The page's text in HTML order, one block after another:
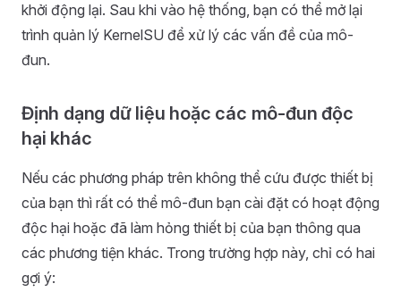
khởi động lại. Sau khi vào hệ thống, bạn có thể mở lại
trình quản lý KernelSU để xử lý các vấn đề của mô-
đun.
Định dạng dữ liệu hoặc các mô-đun độc
hại khác
Nếu các phương pháp trên không thể cứu được thiết bị
của bạn thì rất có thể mô-đun bạn cài đặt có hoạt động
độc hại hoặc đã làm hỏng thiết bị của bạn thông qua
các phương tiện khác. Trong trường hợp này, chỉ có hai
gợi ý: